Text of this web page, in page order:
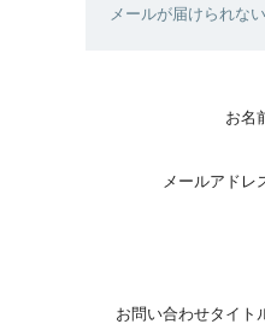
メールが届けられな
お名
メールアドレ
お問い合わせタイト